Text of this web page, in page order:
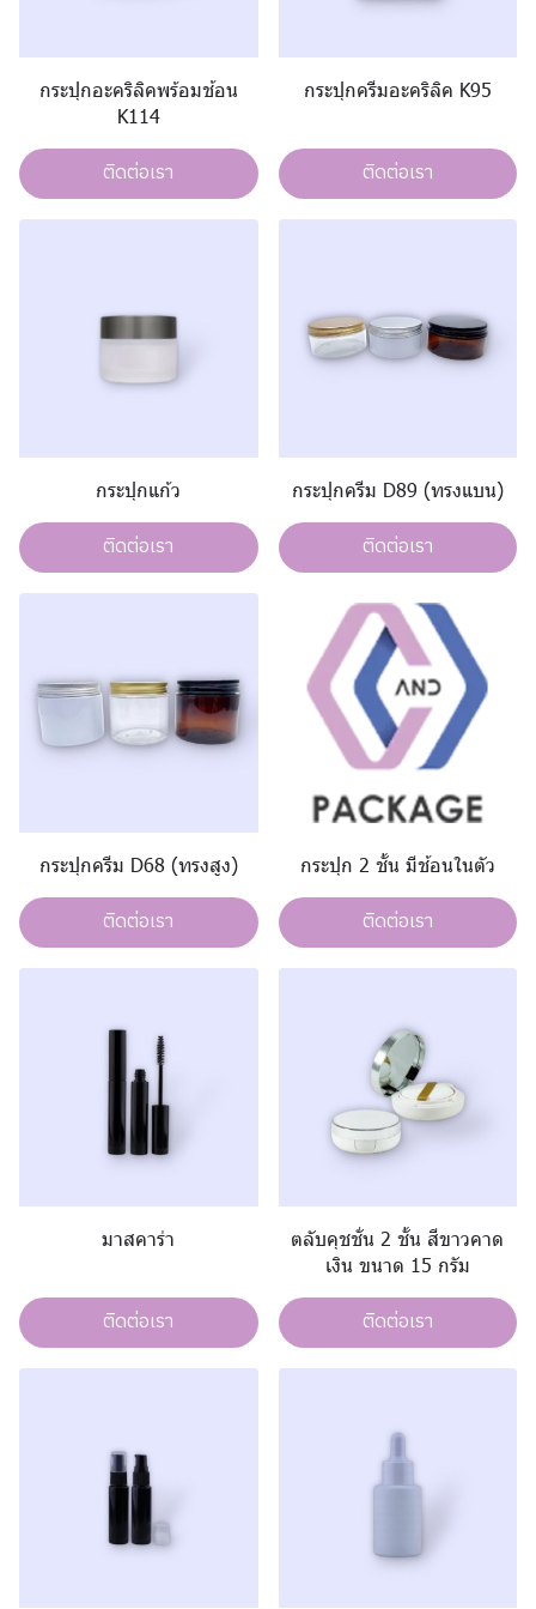
กระปุกอะคริลิคพร้อมช้อน
K114
ติดต่อเรา
กระปุกครีมอะคริลิค K95
ติดต่อเรา
กระปุกแก้ว
ติดต่อเรา
กระปุกครีม D89 (ทรงแบน)
ติดต่อเรา
กระปุกครีม D68 (ทรงสูง)
ติดต่อเรา
กระปุก 2 ชั้น มีช้อนในตัว
ติดต่อเรา
มาสคาร่า
ติดต่อเรา
ตลับคุชชั่น 2 ชั้น สีขาวคาด
เงิน ขนาด 15 กรัม
ติดต่อเรา